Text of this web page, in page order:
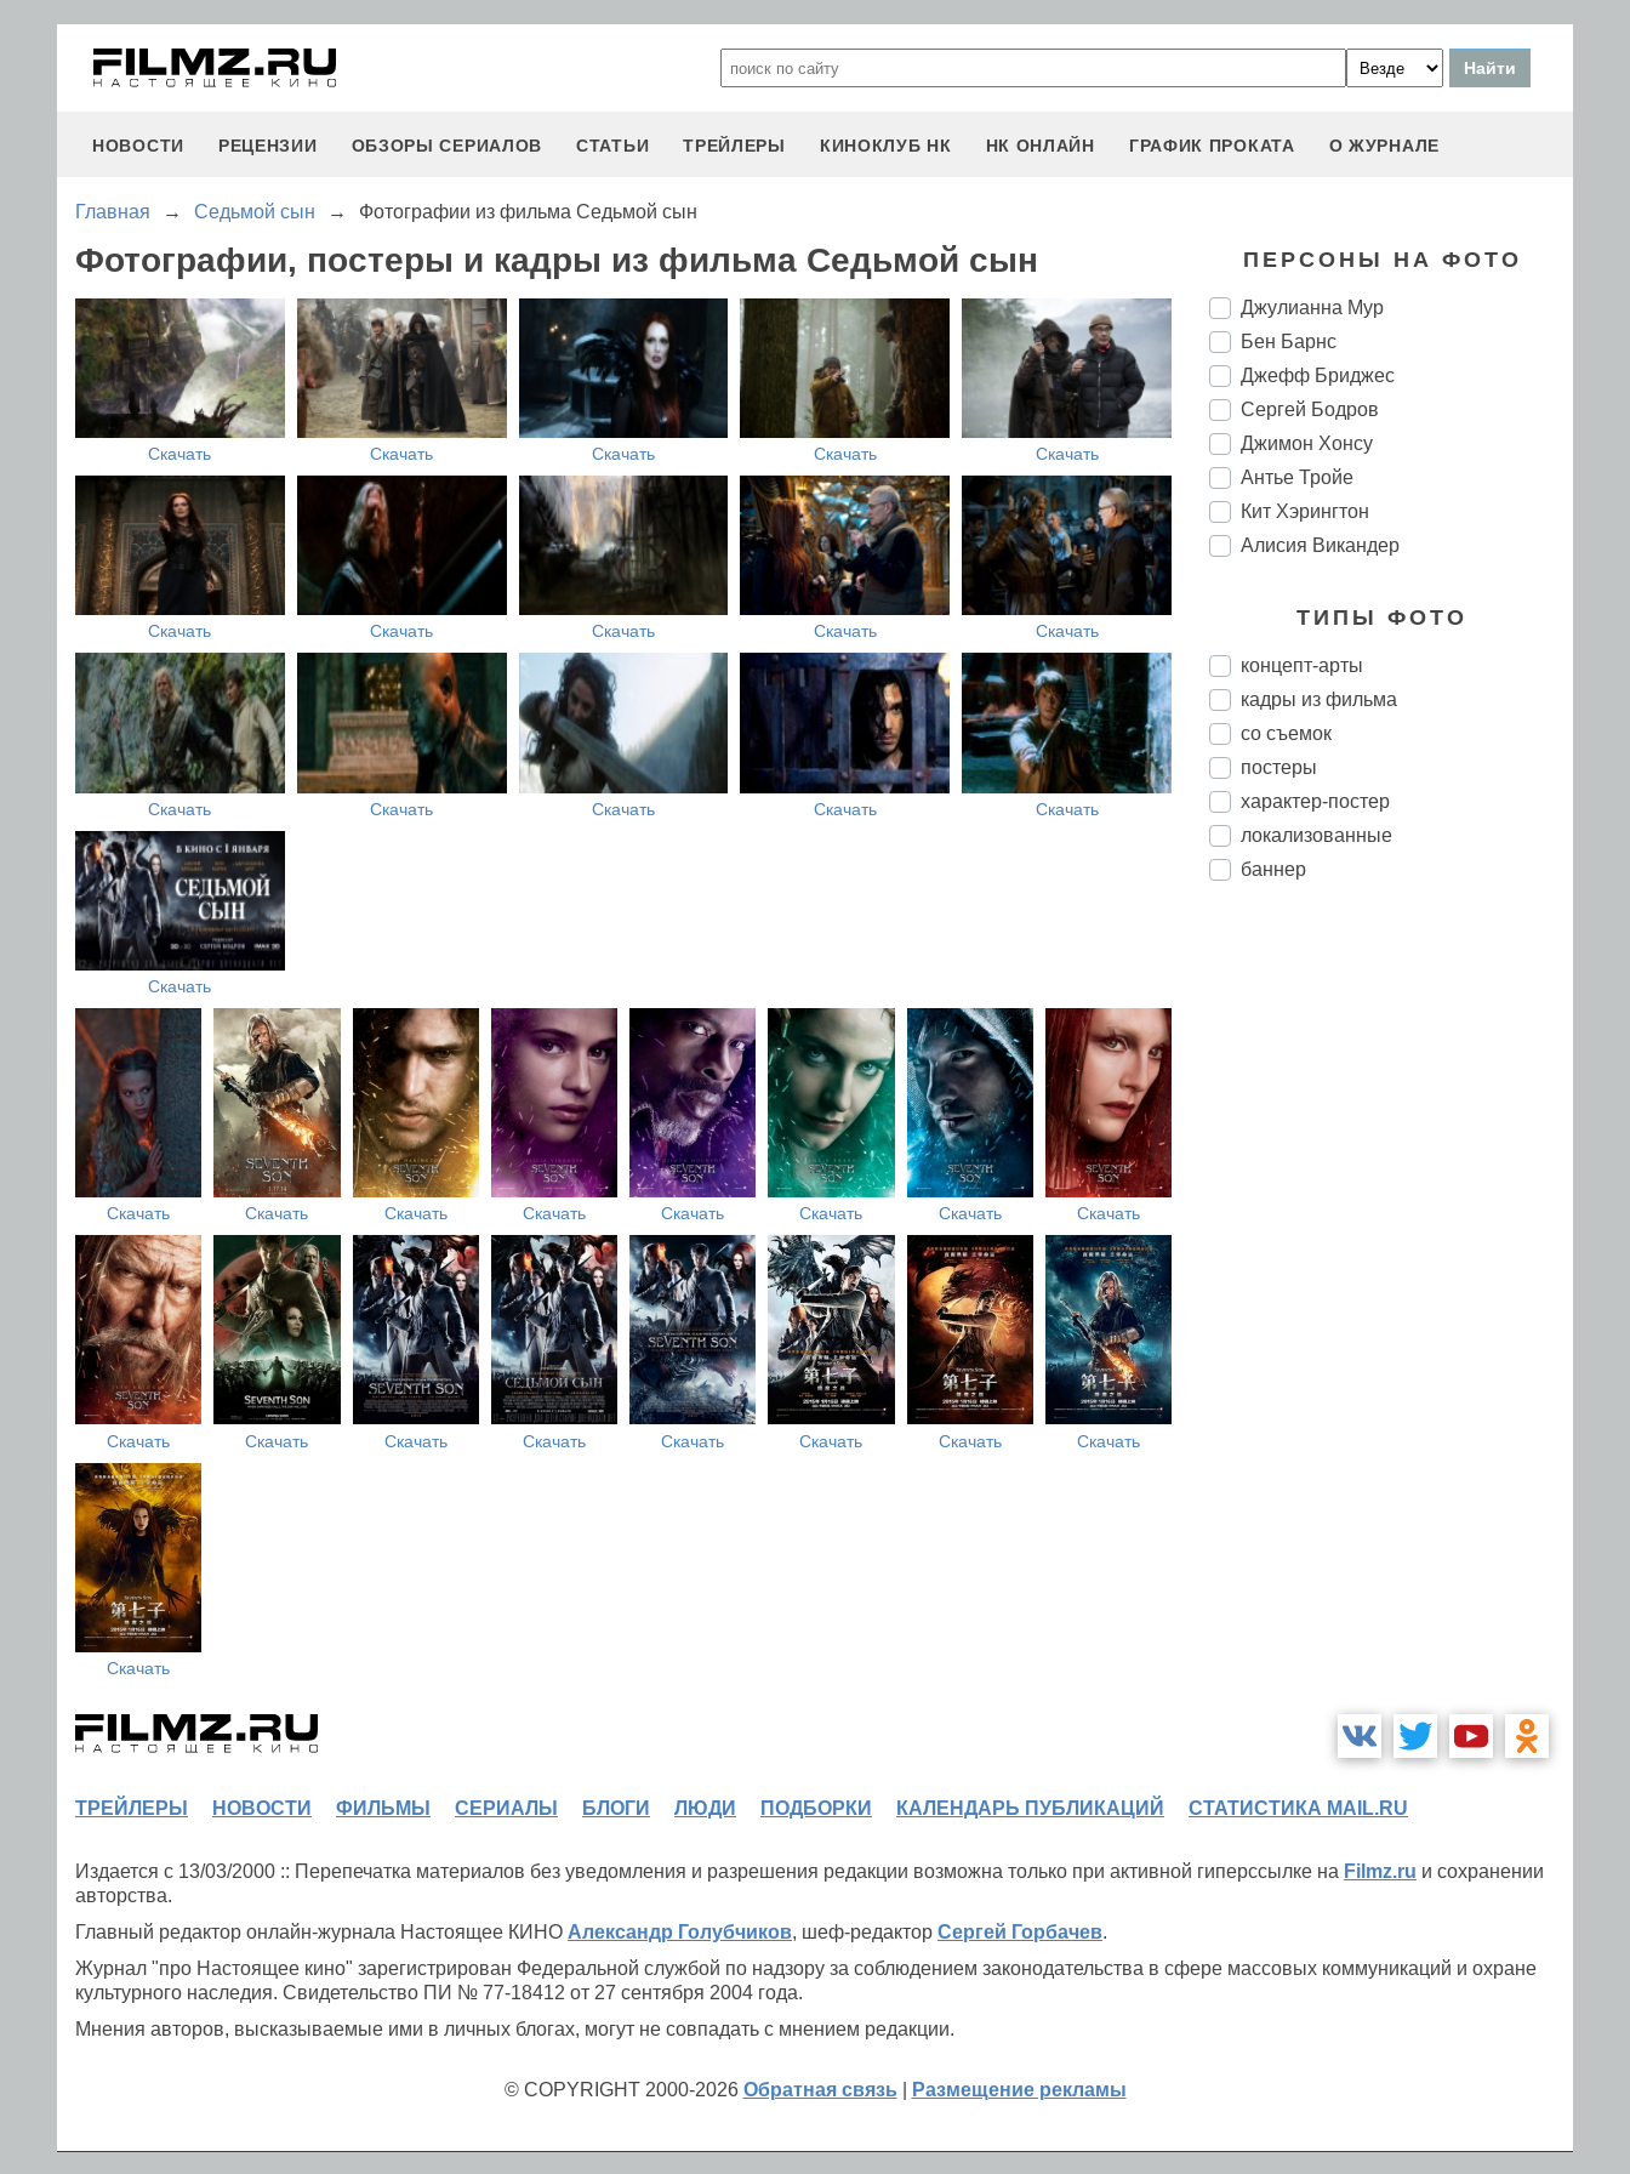
НОВОСТИ РЕЦЕНЗИИ ОБЗОРЫ СЕРИАЛОВ СТАТЬИ ТРЕЙЛЕРЫ КИНОКЛУБ НК НК ОНЛАЙН ГРАФИК ПРОКАТА О ЖУРНАЛЕ
Главная → Седьмой сын → Фотографии из фильма Седьмой сын
Фотографии, постеры и кадры из фильма Седьмой сын
Скачать Скачать Скачать Скачать Скачать
Скачать Скачать Скачать Скачать Скачать
Скачать Скачать Скачать Скачать Скачать
Скачать
Скачать Скачать Скачать Скачать Скачать Скачать Скачать Скачать
Скачать Скачать Скачать Скачать Скачать Скачать Скачать Скачать
Скачать
ПЕРСОНЫ НА ФОТО
Джулианна Мур
Бен Барнс
Джефф Бриджес
Сергей Бодров
Джимон Хонсу
Антье Тройе
Кит Хэрингтон
Алисия Викандер
ТИПЫ ФОТО
концепт-арты
кадры из фильма
со съемок
постеры
характер-постер
локализованные
баннер
ТРЕЙЛЕРЫ НОВОСТИ ФИЛЬМЫ СЕРИАЛЫ БЛОГИ ЛЮДИ ПОДБОРКИ КАЛЕНДАРЬ ПУБЛИКАЦИЙ СТАТИСТИКА MAIL.RU
Издается с 13/03/2000 :: Перепечатка материалов без уведомления и разрешения редакции возможна только при активной гиперссылке на Filmz.ru и сохранении
авторства.
Главный редактор онлайн-журнала Настоящее КИНО Александр Голубчиков, шеф-редактор Сергей Горбачев.
Журнал "про Настоящее кино" зарегистрирован Федеральной службой по надзору за соблюдением законодательства в сфере массовых коммуникаций и охране
культурного наследия. Свидетельство ПИ № 77-18412 от 27 сентября 2004 года.
Мнения авторов, высказываемые ими в личных блогах, могут не совпадать с мнением редакции.
© COPYRIGHT 2000-2026 Обратная связь Размещение рекламы